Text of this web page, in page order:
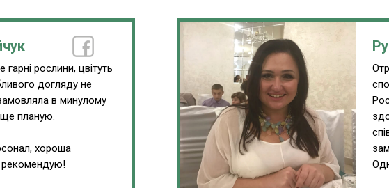
рослини, цвітуть
догляду не
в минулому
планую.
хороша
рекомендую!